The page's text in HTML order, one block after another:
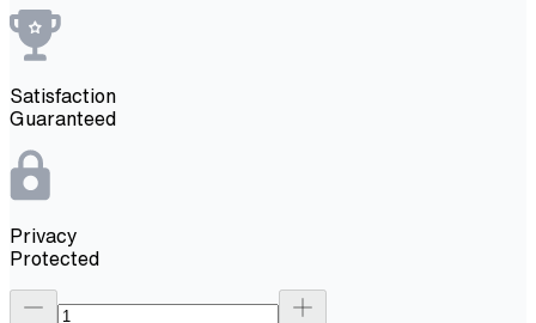
Satisfaction
Guaranteed
Privacy
Protected